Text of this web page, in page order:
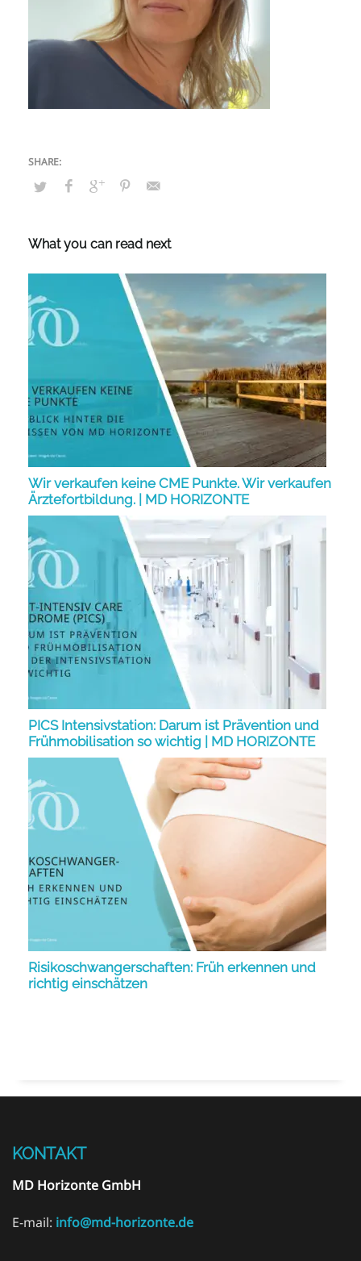
What you can read next
Wir verkaufen keine CME Punkte. Wir verkaufen
Ärztefortbildung. | MD HORIZONTE
PICS Intensivstation: Darum ist Prävention und
Frühmobilisation so wichtig | MD HORIZONTE
Risikoschwangerschaften: Früh erkennen und
richtig einschätzen
KONTAKT
MD Horizonte GmbH
E-mail: info@md-horizonte.de